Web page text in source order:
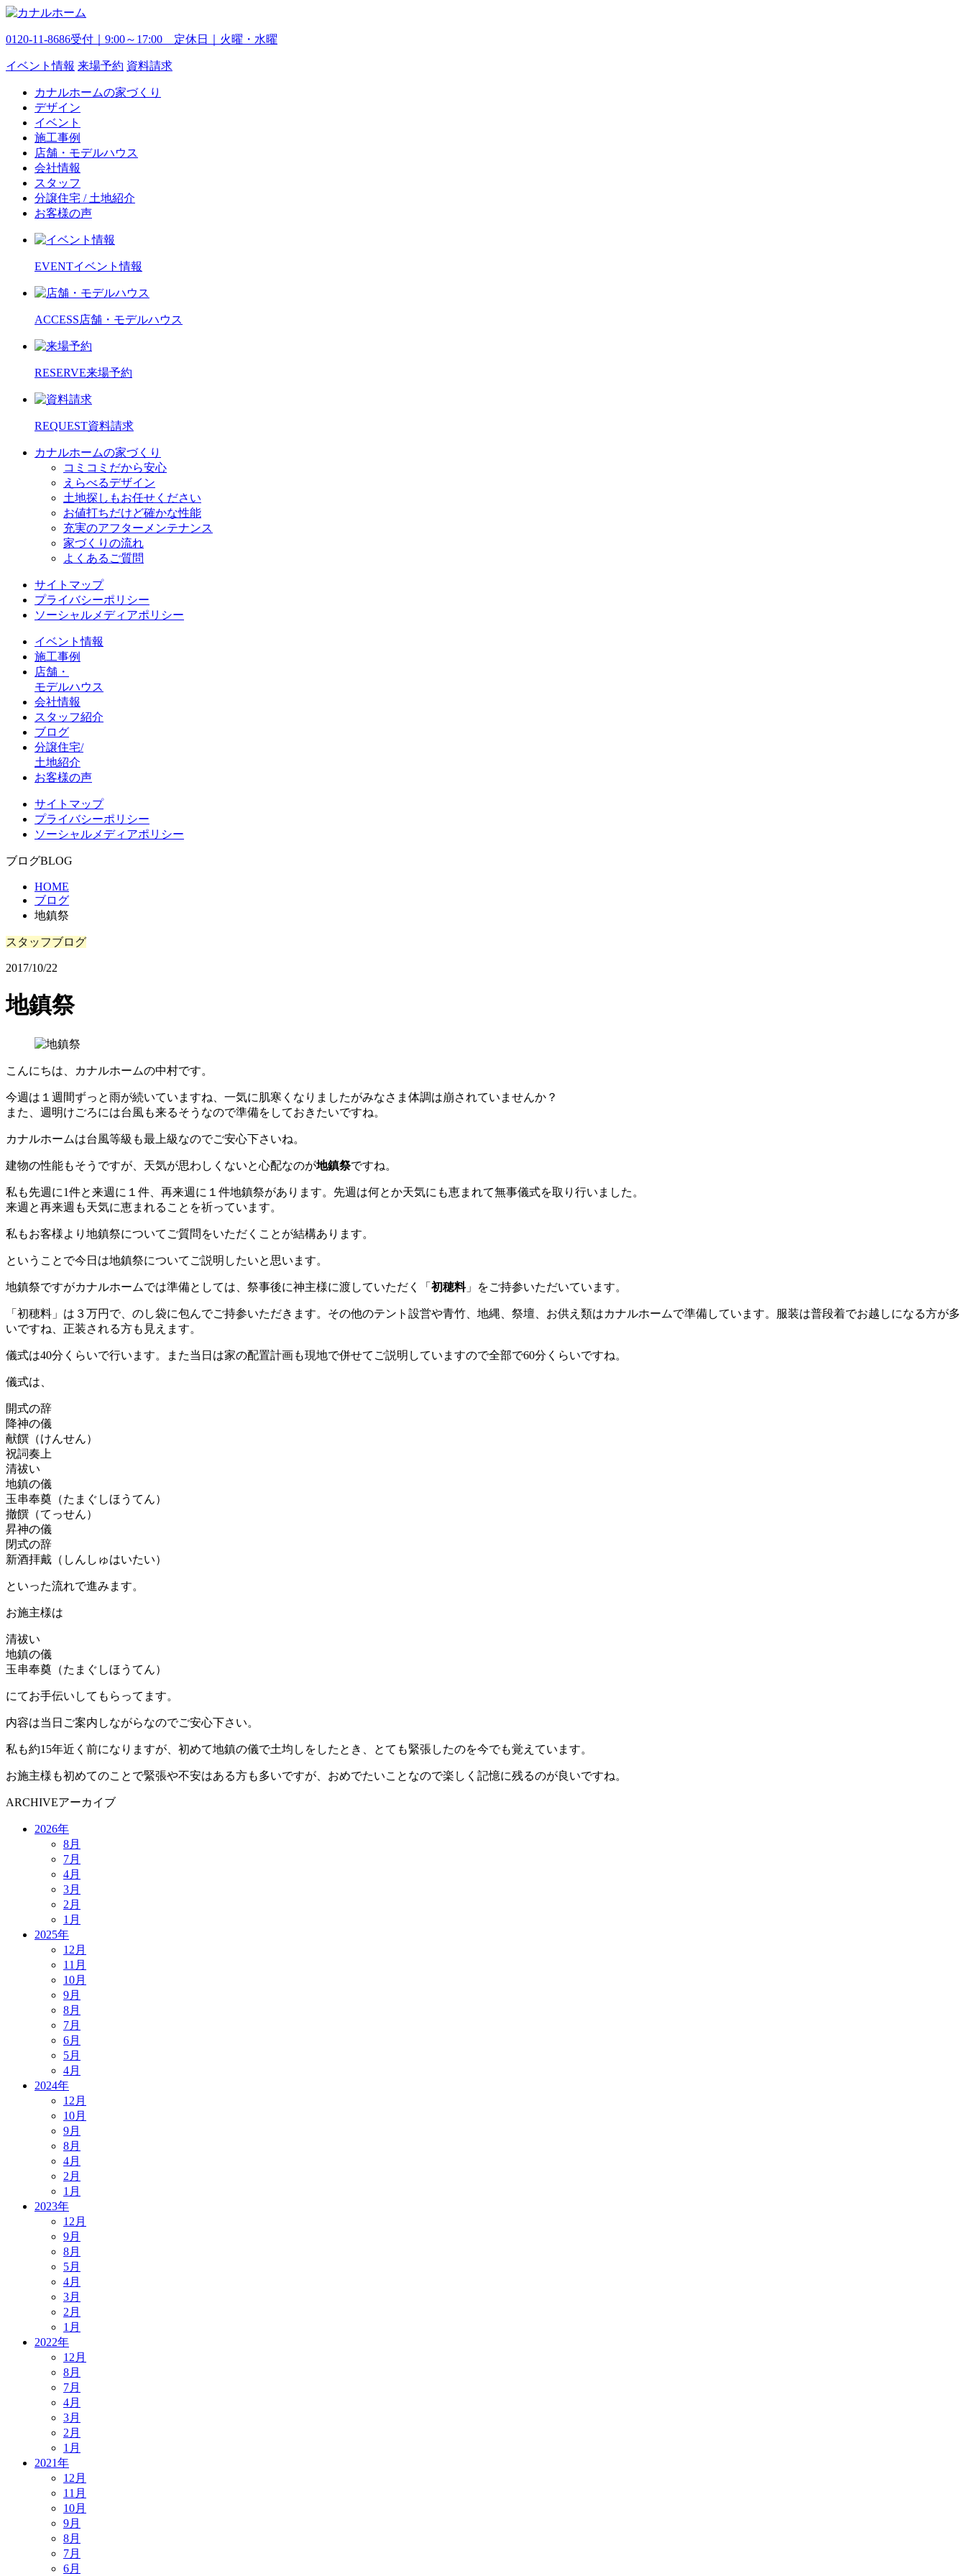
0120-11-8686受付｜9:00～17:00 定休日｜火曜・水曜
イベント情報 来場予約 資料請求
カナルホームの家づくり
デザイン
イベント
施工事例
店舗・モデルハウス
会社情報
スタッフ
分譲住宅 / 土地紹介
お客様の声
EVENTイベント情報
ACCESS店舗・モデルハウス
RESERVE来場予約
REQUEST資料請求
カナルホームの家づくり
コミコミだから安心
えらべるデザイン
土地探しもお任せください
お値打ちだけど確かな性能
充実のアフターメンテナンス
家づくりの流れ
よくあるご質問
サイトマップ
プライバシーポリシー
ソーシャルメディアポリシー
イベント情報
施工事例
店舗・
モデルハウス
会社情報
スタッフ紹介
ブログ
分譲住宅/
土地紹介
お客様の声
サイトマップ
プライバシーポリシー
ソーシャルメディアポリシー
ブログBLOG
HOME
ブログ
地鎮祭
スタッフブログ
2017/10/22
地鎮祭
こんにちは、カナルホームの中村です。
今週は１週間ずっと雨が続いていますね、一気に肌寒くなりましたがみなさま体調は崩されていませんか？
また、週明けごろには台風も来るそうなので準備をしておきたいですね。
カナルホームは台風等級も最上級なのでご安心下さいね。
建物の性能もそうですが、天気が思わしくないと心配なのが地鎮祭ですね。
私も先週に1件と来週に１件、再来週に１件地鎮祭があります。先週は何とか天気にも恵まれて無事儀式を取り行いました。
来週と再来週も天気に恵まれることを祈っています。
私もお客様より地鎮祭についてご質問をいただくことが結構あります。
ということで今日は地鎮祭についてご説明したいと思います。
地鎮祭ですがカナルホームでは準備としては、祭事後に神主様に渡していただく「 初穂料」をご持参いただいています。
「初穂料」は３万円で、のし袋に包んでご持参いただきます。その他のテント設営や青竹、地縄、祭壇、お供え類はカナルホームで準備しています。服装は普段着でお越しになる方が多
いですね、正装される方も見えます。
儀式は40分くらいで行います。また当日は家の配置計画も現地で併せてご説明していますので全部で60分くらいですね。
儀式は、
開式の辞
降神の儀
献饌（けんせん）
祝詞奏上
清祓い
地鎮の儀
玉串奉奠（たまぐしほうてん）
撤饌（てっせん）
昇神の儀
閉式の辞
新酒拝戴（しんしゅはいたい）
といった流れで進みます。
お施主様は
清祓い
地鎮の儀
玉串奉奠（たまぐしほうてん）
にてお手伝いしてもらってます。
内容は当日ご案内しながらなのでご安心下さい。
私も約15年近く前になりますが、初めて地鎮の儀で土均しをしたとき、とても緊張したのを今でも覚えています。
お施主様も初めてのことで緊張や不安はある方も多いですが、おめでたいことなので楽しく記憶に残るのが良いですね。
ARCHIVEアーカイブ
2026年
8月
7月
4月
3月
2月
1月
2025年
12月
11月
10月
9月
8月
7月
6月
5月
4月
2024年
12月
10月
9月
8月
4月
2月
1月
2023年
12月
9月
8月
5月
4月
3月
2月
1月
2022年
12月
8月
7月
4月
3月
2月
1月
2021年
12月
11月
10月
9月
8月
7月
6月